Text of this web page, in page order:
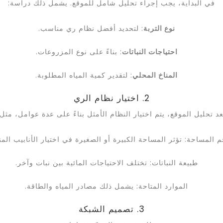
في البداية، يجب إجراء تحليل شامل للموقع. يشمل ذلك دراسة:
نوع التربة: لتحديد أفضل نظام ري مناسب.
احتياجات النباتات: بناءً على نوع المزروعات.
المناخ المحلي: لتقدير كمية المياه المطلوبة.
2. اختيار نظام الري
تحليل الموقع، يتم اختيار النظام الأمثل بناءً على عدة عوامل،
المساحة: تؤثر المساحة الكبيرة أو الصغيرة في اختيار الأنابيب
طبيعة النباتات: تختلف الاحتياجات المائية بين نبات وآخر.
الموارد المتاحة: يشمل ذلك مصادر المياه والطاقة.
3. تصميم الشبكة